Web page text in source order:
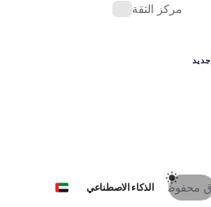
جديد
مركز الثقة
Select Language
الذكاء الاصطناعي